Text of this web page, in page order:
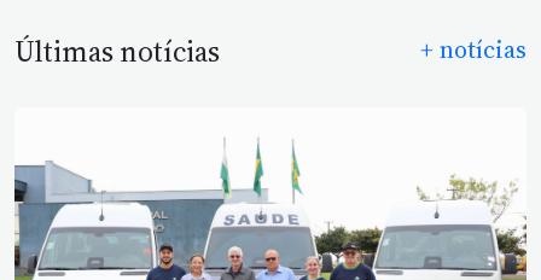
Últimas notícias + notícias